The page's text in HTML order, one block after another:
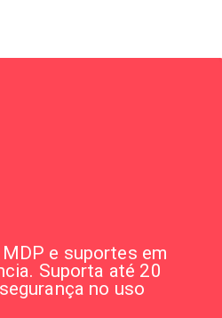
e suportes em
Suporta até 20
no uso